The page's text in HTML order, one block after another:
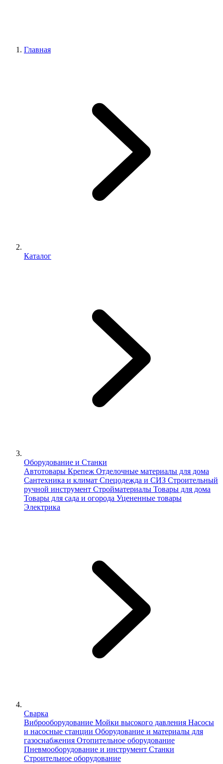
Главная
Каталог
Оборудование и Станки
Автотовары Крепеж Отделочные материалы для дома
Сантехника и климат Спецодежда и СИЗ Строительный
ручной инструмент Стройматериалы Товары для дома
Товары для сада и огорода Уцененные товары
Электрика
Сварка
Виброоборудование Мойки высокого давления Насосы
и насосные станции Оборудование и материалы для
газоснабжения Отопительное оборудование
Пневмооборудование и инструмент Станки
Строительное оборудование